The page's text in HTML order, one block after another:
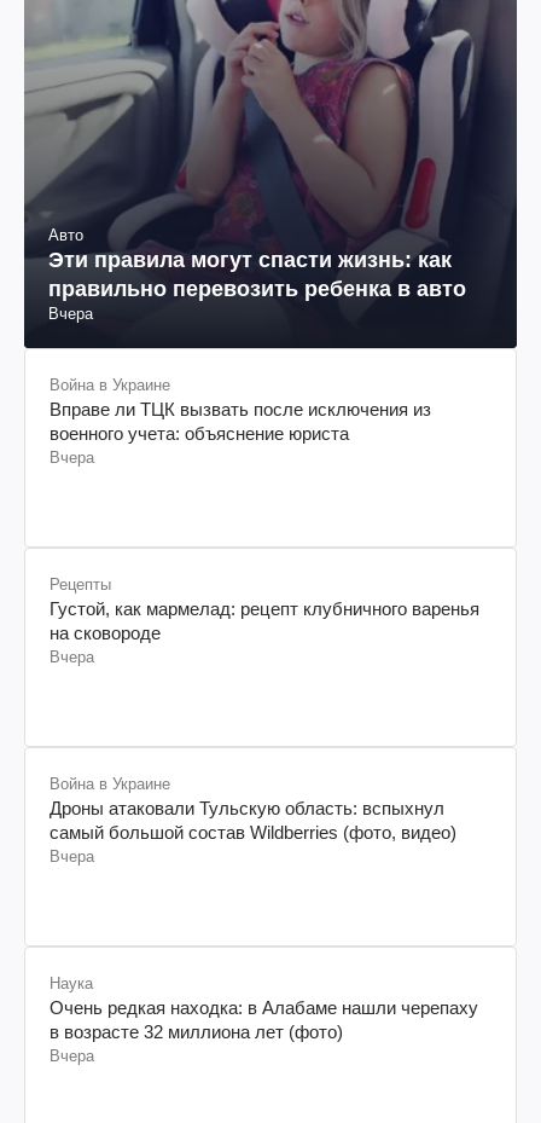
Авто
Эти правила могут спасти жизнь: как
правильно перевозить ребенка в авто
Вчера
Война в Украине
Вправе ли ТЦК вызвать после исключения из
военного учета: объяснение юриста
Вчера
Рецепты
Густой, как мармелад: рецепт клубничного варенья
на сковороде
Вчера
Война в Украине
Дроны атаковали Тульскую область: вспыхнул
самый большой состав Wildberries (фото, видео)
Вчера
Наука
Очень редкая находка: в Алабаме нашли черепаху
в возрасте 32 миллиона лет (фото)
Вчера